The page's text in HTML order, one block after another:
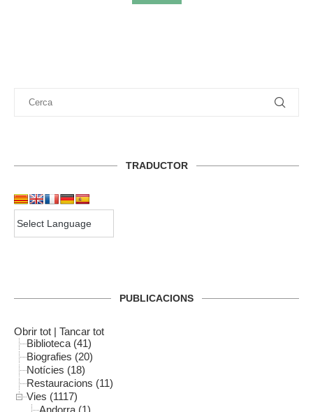
TRADUCTOR
PUBLICACIONS
Obrir tot | Tancar tot
Biblioteca (41)
Biografies (20)
Notícies (18)
Restauracions (11)
Vies (1117)
Andorra (1)